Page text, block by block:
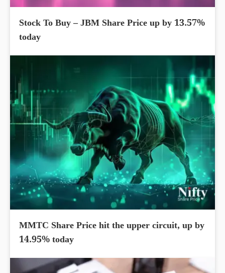
Stock To Buy – JBM Share Price up by 13.57%
today
MMTC Share Price hit the upper circuit, up by
14.95% today